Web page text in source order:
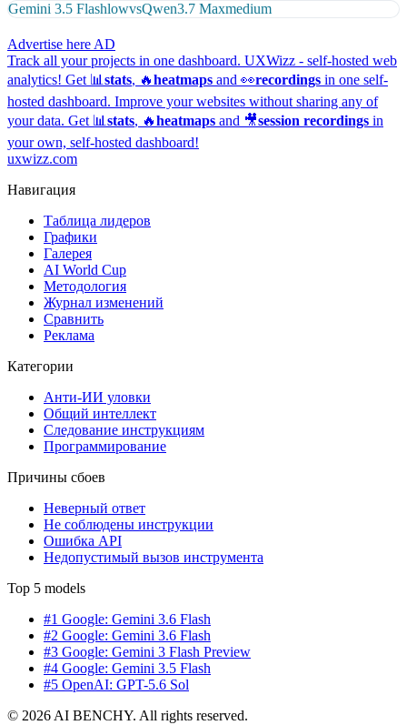
Gemini 3.5 FlashlowvsQwen3.7 Maxmedium
Advertise here AD
Track all your projects in one dashboard. UXWizz - self-hosted web
analytics! Get 📊 stats, 🔥heatmaps and 👀recordings in one self-
hosted dashboard. Improve your websites without sharing any of
your data. Get 📊 stats, 🔥heatmaps and 🎥session recordings in
your own, self-hosted dashboard!
uxwizz.com
Навигация
Таблица лидеров
Графики
Галерея
AI World Cup
Методология
Журнал изменений
Сравнить
Реклама
Категории
Анти-ИИ уловки
Общий интеллект
Следование инструкциям
Программирование
Причины сбоев
Неверный ответ
Не соблюдены инструкции
Ошибка API
Недопустимый вызов инструмента
Top 5 models
#1 Google: Gemini 3.6 Flash
#2 Google: Gemini 3.6 Flash
#3 Google: Gemini 3 Flash Preview
#4 Google: Gemini 3.5 Flash
#5 OpenAI: GPT-5.6 Sol
© 2026 AI BENCHY. All rights reserved.